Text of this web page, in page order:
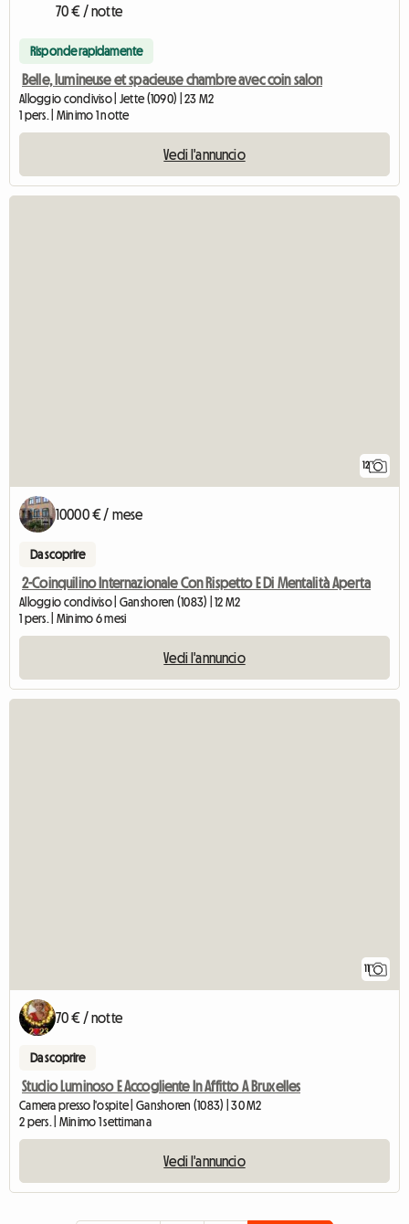
70 € / notte
Risponde rapidamente
Belle, lumineuse et spacieuse chambre avec coin salon
Alloggio condiviso | Jette (1090) | 23 M2
1 pers. | Minimo 1 notte
Vedi l'annuncio
12
10000 € / mese
Da scoprire
2-Coinquilino Internazionale Con Rispetto E Di Mentalità Aperta
Alloggio condiviso | Ganshoren (1083) | 12 M2
1 pers. | Minimo 6 mesi
Vedi l'annuncio
70 € / notte
Da scoprire
Studio Luminoso E Accogliente In Affitto A Bruxelles
Camera presso l'ospite | Ganshoren (1083) | 30 M2
2 pers. | Minimo 1 settimana
Vedi l'annuncio